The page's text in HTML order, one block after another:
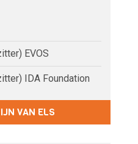
EVOS
IDA Foundation
VAN ELS